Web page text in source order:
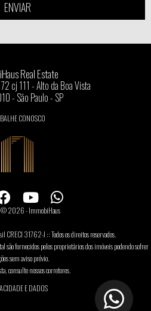
ENVIAR
Real Estate
cj 111 - Alto da Boa Vista
- São Paulo - SP
CONOSCO
© 2026 - ImmobiHaus
CRECI 31762-J :: Todos os direitos reservados.
são fornecidos pelos proprietários dos imóveis podendo sofrer
sem aviso prévio.
consulte nossos corretores.
E DADOS